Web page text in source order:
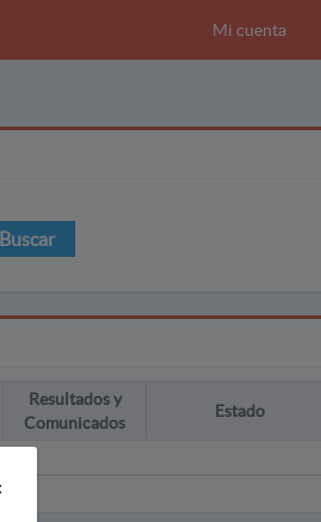
Mi cuenta
Buscar
Resultados y
Comunicados
Estado